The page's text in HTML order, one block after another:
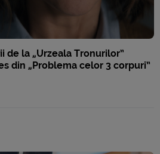
de la „Urzeala Tronurilor”
din „Problema celor 3 corpuri”